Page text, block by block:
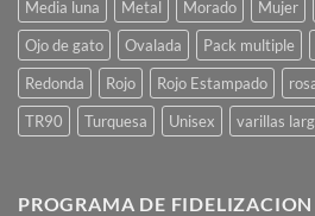
Media luna
Metal Morado Mujer
Ojo de gato
Ovalada Pack multiple
Redonda
Rojo Rojo Estampado
TR90
Turquesa Unisex varillas
PROGRAMA DE FIDELIZACION